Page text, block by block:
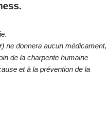
) ne donnera aucun médicament,
de la charpente humaine
et à la prévention de la